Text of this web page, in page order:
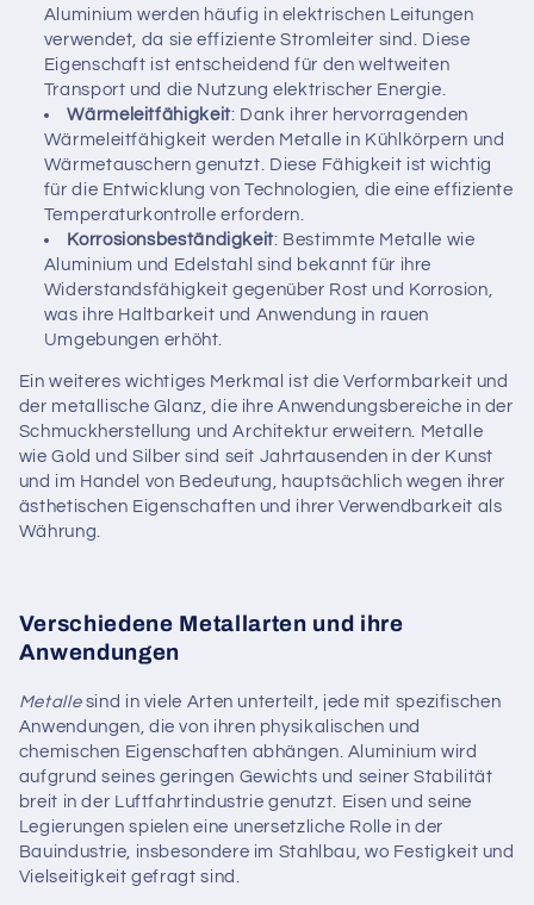
Aluminium werden häufig in elektrischen Leitungen
verwendet, da sie effiziente Stromleiter sind. Diese
Eigenschaft ist entscheidend für den weltweiten
Transport und die Nutzung elektrischer Energie.
Wärmeleitfähigkeit: Dank ihrer hervorragenden
Wärmeleitfähigkeit werden Metalle in Kühlkörpern und
Wärmetauschern genutzt. Diese Fähigkeit ist wichtig
für die Entwicklung von Technologien, die eine effiziente
Temperaturkontrolle erfordern.
Korrosionsbeständigkeit: Bestimmte Metalle wie
Aluminium und Edelstahl sind bekannt für ihre
Widerstandsfähigkeit gegenüber Rost und Korrosion,
was ihre Haltbarkeit und Anwendung in rauen
Umgebungen erhöht.
Ein weiteres wichtiges Merkmal ist die Verformbarkeit und
der metallische Glanz, die ihre Anwendungsbereiche in der
Schmuckherstellung und Architektur erweitern. Metalle
wie Gold und Silber sind seit Jahrtausenden in der Kunst
und im Handel von Bedeutung, hauptsächlich wegen ihrer
ästhetischen Eigenschaften und ihrer Verwendbarkeit als
Währung.
Verschiedene Metallarten und ihre
Anwendungen
Metalle sind in viele Arten unterteilt, jede mit spezifischen
Anwendungen, die von ihren physikalischen und
chemischen Eigenschaften abhängen. Aluminium wird
aufgrund seines geringen Gewichts und seiner Stabilität
breit in der Luftfahrtindustrie genutzt. Eisen und seine
Legierungen spielen eine unersetzliche Rolle in der
Bauindustrie, insbesondere im Stahlbau, wo Festigkeit und
Vielseitigkeit gefragt sind.